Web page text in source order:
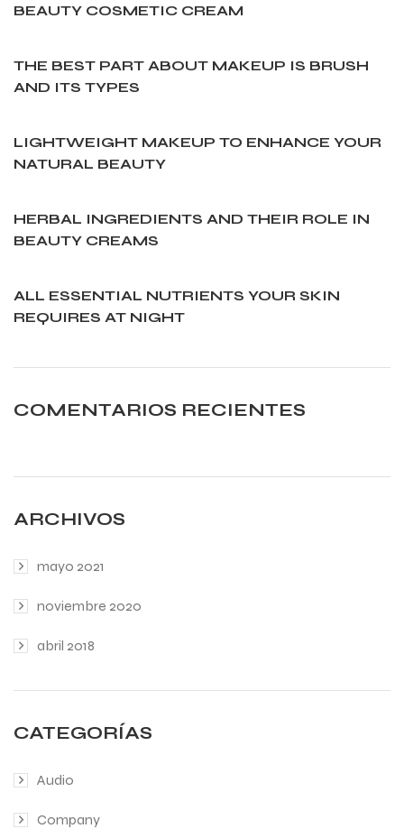
BEAUTY COSMETIC CREAM
THE BEST PART ABOUT MAKEUP IS BRUSH
AND ITS TYPES
LIGHTWEIGHT MAKEUP TO ENHANCE YOUR
NATURAL BEAUTY
HERBAL INGREDIENTS AND THEIR ROLE IN
BEAUTY CREAMS
ALL ESSENTIAL NUTRIENTS YOUR SKIN
REQUIRES AT NIGHT
COMENTARIOS RECIENTES
ARCHIVOS
mayo 2021
noviembre 2020
abril 2018
CATEGORÍAS
Audio
Company